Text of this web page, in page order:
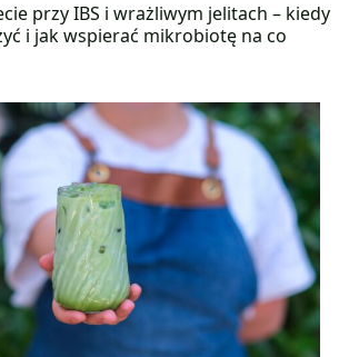
przy IBS i wrażliwym jelitach – kiedy
i jak wspierać mikrobiotę na co